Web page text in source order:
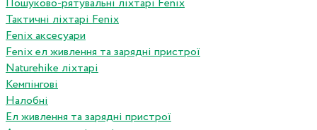
Пошуково-рятувальні ліхтарі Fenix
Тактичні ліхтарі Fenix
Fenix аксесуари
Fenix ел живлення та зарядні пристрої
Naturehike ліхтарі
Кемпінгові
Налобні
Ел живлення та зарядні пристрої